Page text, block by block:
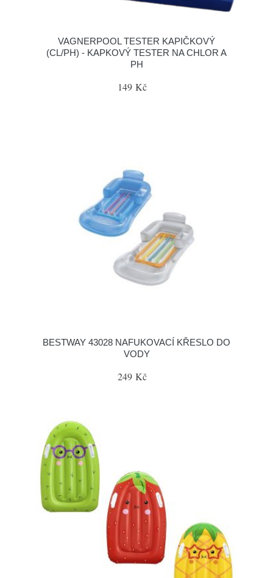
VAGNERPOOL TESTER KAPIČKOVÝ
(CL/PH) - KAPKOVÝ TESTER NA CHLOR A
PH
149 Kč
BESTWAY 43028 NAFUKOVACÍ KŘESLO DO
VODY
249 Kč